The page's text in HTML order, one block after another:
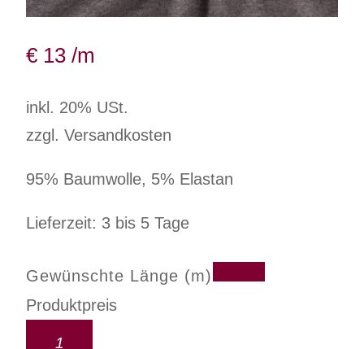
€ 13 /m
inkl. 20% USt.
zzgl. Versandkosten
95% Baumwolle, 5% Elastan
Lieferzeit: 3 bis 5 Tage
Gewünschte Länge (m)
Produktpreis